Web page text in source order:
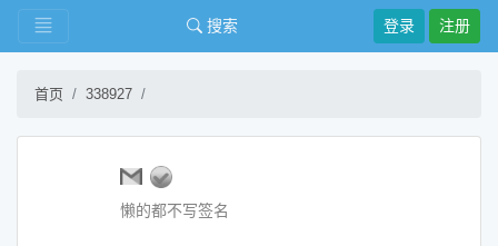
搜索 登录 注册
首页 338927
懒的都不写签名